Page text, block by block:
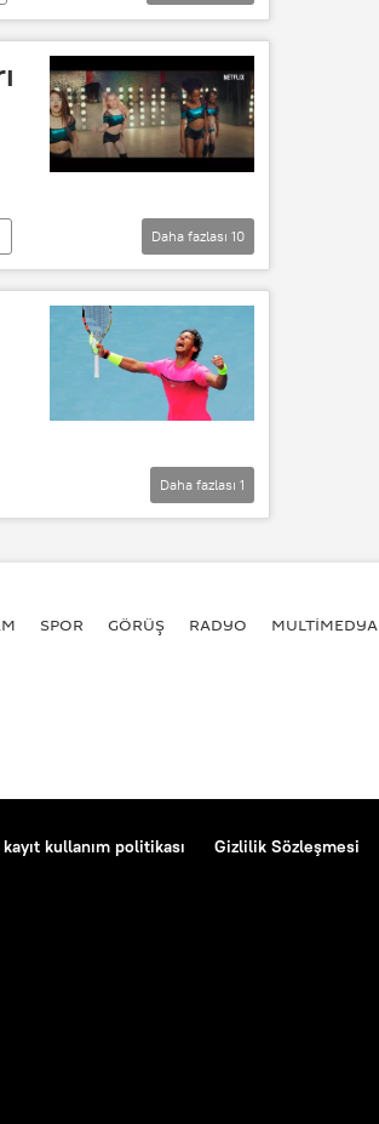
cinsel
Daha fazlası 10
Daha fazlası 1
SPOR GÖRÜŞ RADYO MULTİMEDYA
kullanım politikası Gizlilik Sözleşmesi